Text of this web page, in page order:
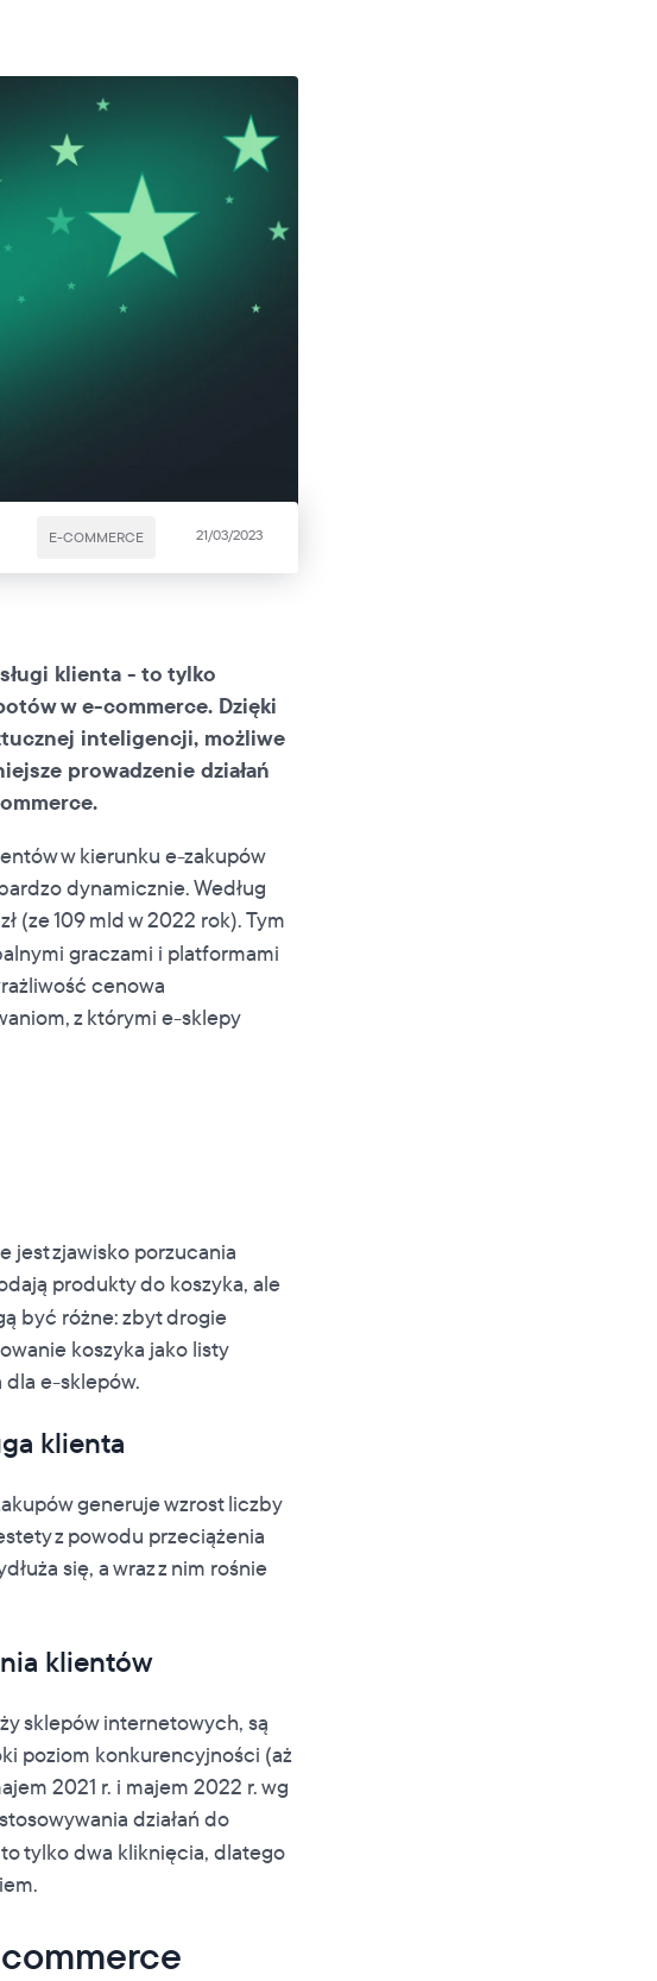
E-COMMERCE 21/03/2023
klienta - to tylko
w e-commerce. Dzięki
inteligencji, możliwe
prowadzenie działań
w kierunku e-zakupów
dynamicznie. Według
(ze 109 mld w 2022 rok). Tym
graczami i platformami
cenowa
z którymi e-sklepy
jest zjawisko porzucania
produkty do koszyka, ale
być różne: zbyt drogie
koszyka jako listy
dla e-sklepów.
klienta
generuje wzrost liczby
z powodu przeciążenia
się, a wraz z nim rośnie
klientów
sklepów internetowych, są
poziom konkurencyjności (aż
2021 r. i majem 2022 r. wg
działań do
tylko dwa kliknięcia, dlatego